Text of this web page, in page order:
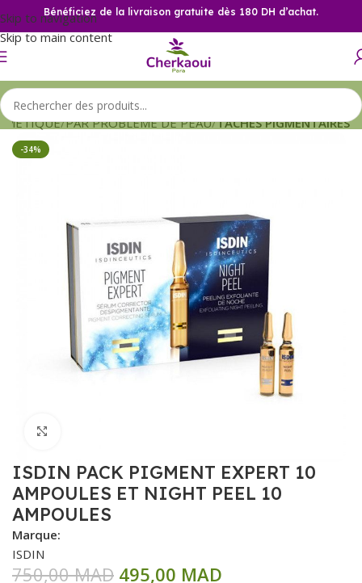
Skip to navigation
Skip to main content
Bénéficiez de la livraison gratuite dès 180 DH d’achat.
PAR PROBLEME DE PEAU TACHES PIGMENTAIRES
-34%
ISDIN PACK PIGMENT EXPERT 10
AMPOULES ET NIGHT PEEL 10
AMPOULES
Marque:
ISDIN
750,00MAD 495,00 MAD